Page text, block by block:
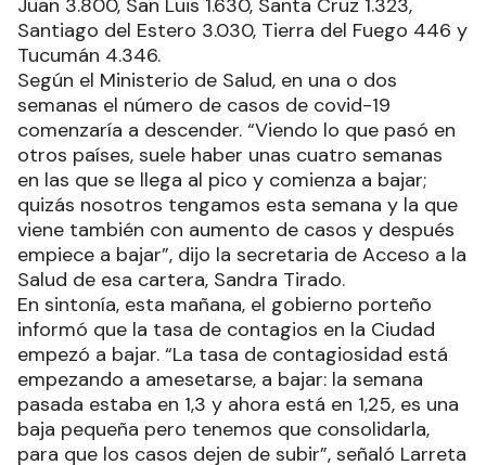
Juan 3.800, San Luis 1.630, Santa Cruz 1.323,
Santiago del Estero 3.030, Tierra del Fuego 446 y
Tucumán 4.346.
Según el Ministerio de Salud, en una o dos
semanas el número de casos de covid-19
comenzaría a descender. “Viendo lo que pasó en
otros países, suele haber unas cuatro semanas
en las que se llega al pico y comienza a bajar;
quizás nosotros tengamos esta semana y la que
viene también con aumento de casos y después
empiece a bajar”, dijo la secretaria de Acceso a la
Salud de esa cartera, Sandra Tirado.
En sintonía, esta mañana, el gobierno porteño
informó que la tasa de contagios en la Ciudad
empezó a bajar. “La tasa de contagiosidad está
empezando a amesetarse, a bajar: la semana
pasada estaba en 1,3 y ahora está en 1,25, es una
baja pequeña pero tenemos que consolidarla,
para que los casos dejen de subir”, señaló Larreta